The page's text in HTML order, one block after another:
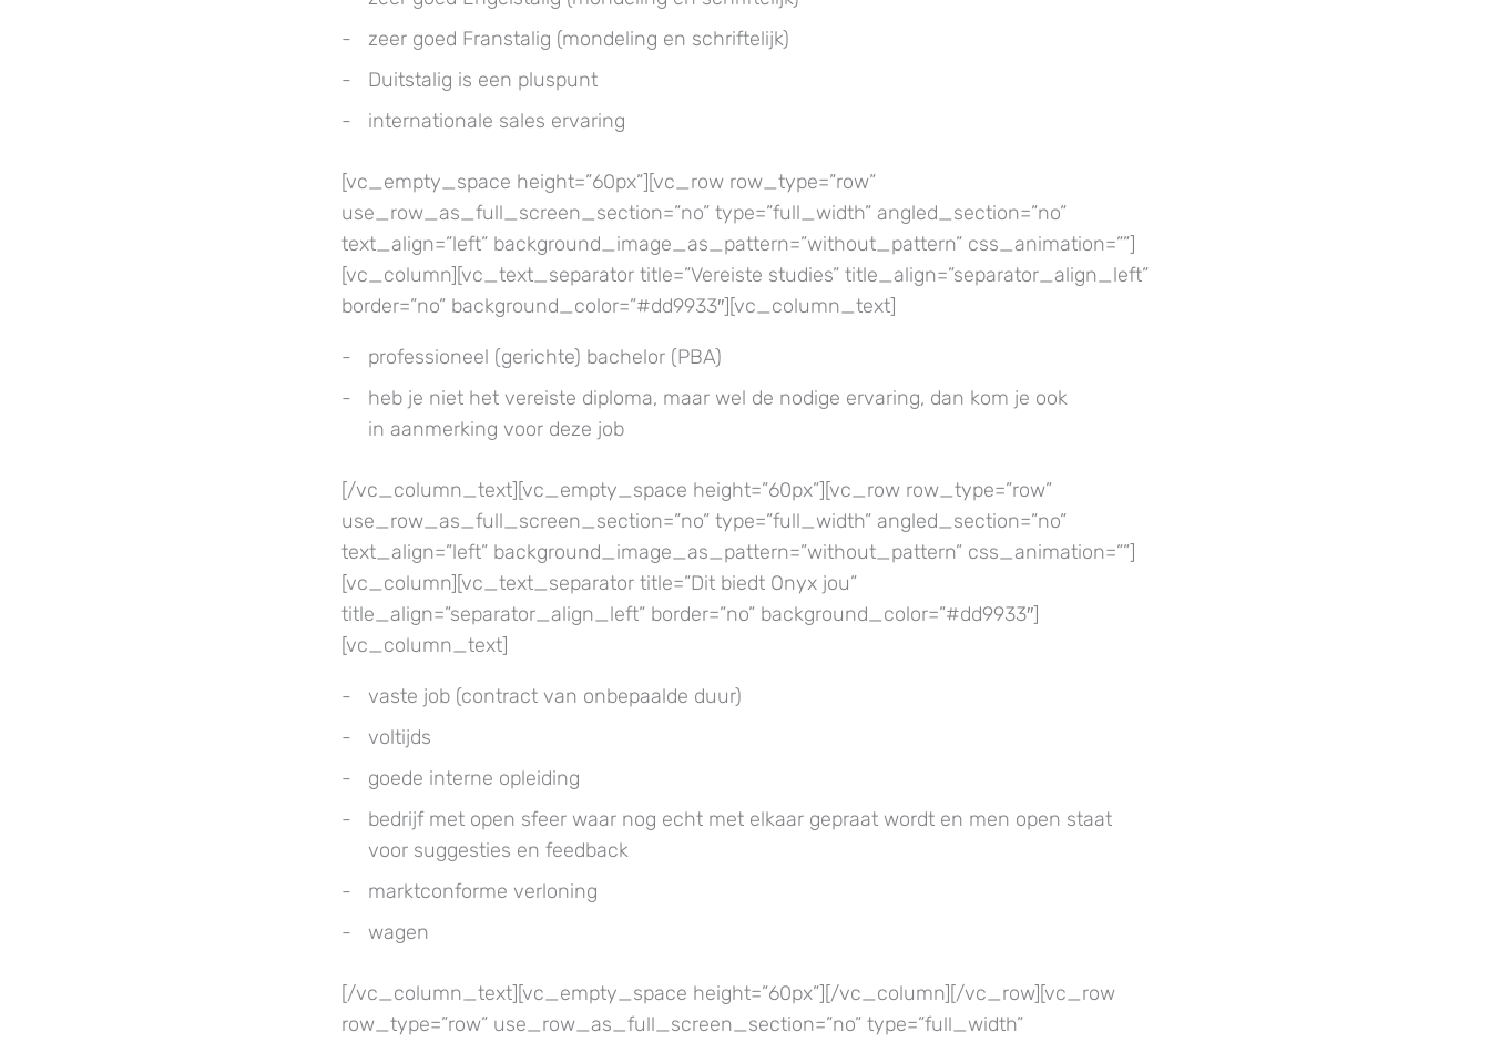
zeer goed Franstalig (mondeling en schriftelijk)
Duitstalig is een pluspunt
internationale sales ervaring
[vc_empty_space height=”60px”][vc_row row_type=”row”
use_row_as_full_screen_section=”no” type=”full_width” angled_section=”no”
text_align=”left” background_image_as_pattern=”without_pattern” css_animation=””]
[vc_column][vc_text_separator title=”Vereiste studies” title_align=”separator_align_left”
border=”no” background_color=”#dd9933″][vc_column_text]
professioneel (gerichte) bachelor (PBA)
heb je niet het vereiste diploma, maar wel de nodige ervaring, dan kom je ook
in aanmerking voor deze job
[/vc_column_text][vc_empty_space height=”60px”][vc_row row_type=”row”
use_row_as_full_screen_section=”no” type=”full_width” angled_section=”no”
text_align=”left” background_image_as_pattern=”without_pattern” css_animation=””]
[vc_column][vc_text_separator title=”Dit biedt Onyx jou”
title_align=”separator_align_left” border=”no” background_color=”#dd9933″]
[vc_column_text]
vaste job (contract van onbepaalde duur)
voltijds
goede interne opleiding
bedrijf met open sfeer waar nog echt met elkaar gepraat wordt en men open staat
voor suggesties en feedback
marktconforme verloning
wagen
[/vc_column_text][vc_empty_space height=”60px”][/vc_column][/vc_row][vc_row
row_type=”row” use_row_as_full_screen_section=”no” type=”full_width”